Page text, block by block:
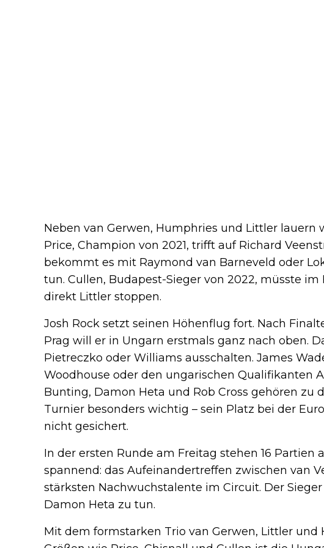
Neben van Gerwen, Humphries und Littler lauern
Price, Champion von 2021, trifft auf Richard
bekommt es mit Raymond van Barneveld oder
tun. Cullen, Budapest-Sieger von 2022, müsste im
direkt Littler stoppen.
Josh Rock setzt seinen Höhenflug fort. Nach
Prag will er in Ungarn erstmals ganz nach oben.
Pietreczko oder Williams ausschalten. James
Woodhouse oder den ungarischen Qualifikanten
Bunting, Damon Heta und Rob Cross gehören zu
Turnier besonders wichtig – sein Platz bei der
nicht gesichert.
In der ersten Runde am Freitag stehen 16 Partien
spannend: das Aufeinandertreffen zwischen van
stärksten Nachwuchstalente im Circuit. Der
Damon Heta zu tun.
Mit dem formstarken Trio van Gerwen, Littler und